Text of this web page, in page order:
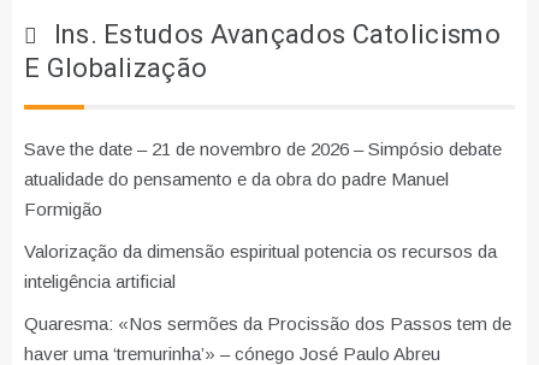
Ins. Estudos Avançados Catolicismo
E Globalização
Save the date – 21 de novembro de 2026 – Simpósio debate
atualidade do pensamento e da obra do padre Manuel
Formigão
Valorização da dimensão espiritual potencia os recursos da
inteligência artificial
Quaresma: «Nos sermões da Procissão dos Passos tem de
haver uma ‘tremurinha’» – cónego José Paulo Abreu